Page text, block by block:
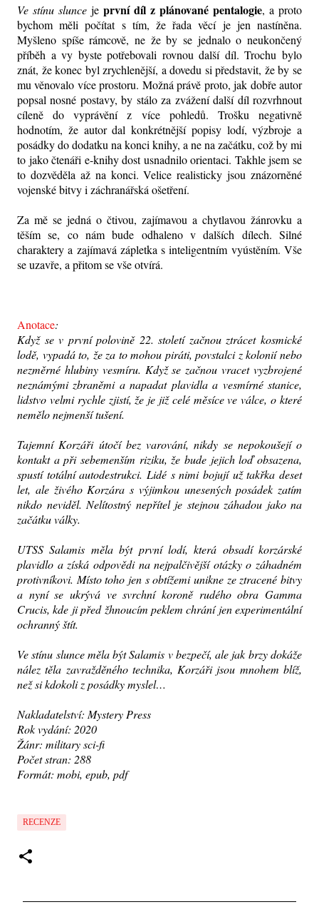
Ve stínu slunce je první díl z plánované pentalogie, a proto
bychom měli počítat s tím, že řada věcí je jen nastíněna.
Myšleno spíše rámcově, ne že by se jednalo o neukončený
příběh a vy byste potřebovali rovnou další díl. Trochu bylo
znát, že konec byl zrychlenější, a dovedu si představit, že by se
mu věnovalo více prostoru. Možná právě proto, jak dobře autor
popsal nosné postavy, by stálo za zvážení další díl rozvrhnout
cíleně do vyprávění z více pohledů. Trošku negativně
hodnotím, že autor dal konkrétnější popisy lodí, výzbroje a
posádky do dodatku na konci knihy, a ne na začátku, což by mi
to jako čtenáři e-knihy dost usnadnilo orientaci. Takhle jsem se
to dozvěděla až na konci. Velice realisticky jsou znázorněné
vojenské bitvy i záchranářská ošetření.
Za mě se jedná o čtivou, zajímavou a chytlavou žánrovku a
těším se, co nám bude odhaleno v dalších dílech. Silné
charaktery a zajímavá zápletka s inteligentním vyústěním. Vše
se uzavře, a přitom se vše otvírá.
Anotace:
Když se v první polovině 22. století začnou ztrácet kosmické
lodě, vypadá to, že za to mohou piráti, povstalci z kolonií nebo
nezměrné hlubiny vesmíru. Když se začnou vracet vyzbrojené
neznámými zbraněmi a napadat plavidla a vesmírné stanice,
lidstvo velmi rychle zjistí, že je již celé měsíce ve válce, o které
nemělo nejmenší tušení.
Tajemní Korzáři útočí bez varování, nikdy se nepokoušejí o
kontakt a při sebemenším riziku, že bude jejich loď obsazena,
spustí totální autodestrukci. Lidé s nimi bojují už takřka deset
let, ale živého Korzára s výjimkou unesených posádek zatím
nikdo neviděl. Nelítostný nepřítel je stejnou záhadou jako na
začátku války.
UTSS Salamis měla být první lodí, která obsadí korzárské
plavidlo a získá odpovědi na nejpalčivější otázky o záhadném
protivníkovi. Místo toho jen s obtížemi unikne ze ztracené bitvy
a nyní se ukrývá ve svrchní koroně rudého obra Gamma
Crucis, kde ji před žhnoucím peklem chrání jen experimentální
ochranný štít.
Ve stínu slunce měla být Salamis v bezpečí, ale jak brzy dokáže
nález těla zavražděného technika, Korzáři jsou mnohem blíž,
než si kdokoli z posádky myslel…
Nakladatelství: Mystery Press
Rok vydání: 2020
Žánr: military sci-fi
Počet stran: 288
Formát: mobi, epub, pdf
RECENZE